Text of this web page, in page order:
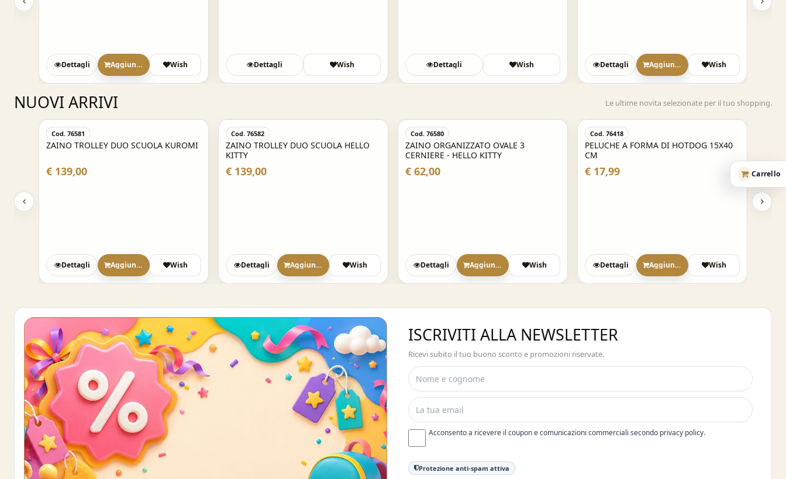
Carrello
Dettagli Aggiungi Wish Dettagli Wish Dettagli Wish Dettagli Aggiungi Wish
NUOVI ARRIVI Le ultime novita selezionate per il tuo shopping.
Cod. 76581
ZAINO TROLLEY DUO SCUOLA KUROMI
€ 139,00
Dettagli Aggiungi Wish
Cod. 76582
ZAINO TROLLEY DUO SCUOLA HELLO
KITTY
€ 139,00
Dettagli Aggiungi Wish
Cod. 76580
ZAINO ORGANIZZATO OVALE 3
CERNIERE - HELLO KITTY
€ 62,00
Dettagli Aggiungi Wish
Cod. 76418
PELUCHE A FORMA DI HOTDOG 15X40
CM
€ 17,99
Dettagli Aggiungi Wish
ISCRIVITI ALLA NEWSLETTER
Ricevi subito il tuo buono sconto e promozioni riservate.
Acconsento a ricevere il coupon e comunicazioni commerciali secondo privacy policy.
Protezione anti-spam attiva